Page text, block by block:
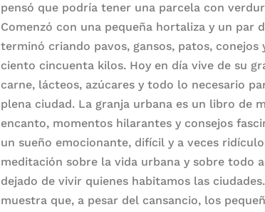
pensó que podría tener una parcela con
Comenzó con una pequeña hortaliza y un par
terminó criando pavos, gansos, patos, conejos
ciento cincuenta kilos. Hoy en día vive de su
carne, lácteos, azúcares y todo lo necesario
plena ciudad. La granja urbana es un libro de
encanto, momentos hilarantes y consejos
un sueño emocionante, difícil y a veces
meditación sobre la vida urbana y sobre todo
dejado de vivir quienes habitamos las
muestra que, a pesar del cansancio, los